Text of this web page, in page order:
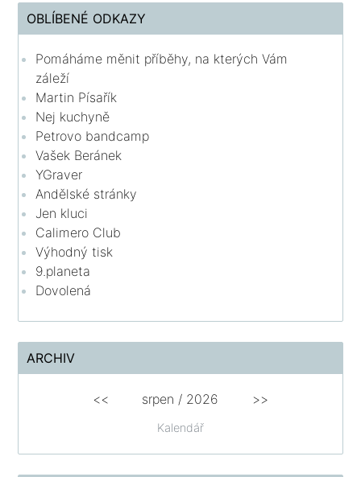
OBLÍBENÉ ODKAZY
Pomáháme měnit příběhy, na kterých Vám
záleží
Martin Písařík
Nej kuchyně
Petrovo bandcamp
Vašek Beránek
YGraver
Andělské stránky
Jen kluci
Calimero Club
Výhodný tisk
9.planeta
Dovolená
ARCHIV
Kalendář
<< srpen / 2026 >>